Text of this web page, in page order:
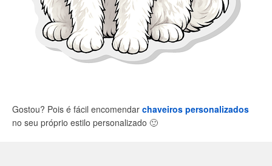
Gostou? Pois é fácil encomendar chaveiros personalizados
no seu próprio estilo personalizado 🙂